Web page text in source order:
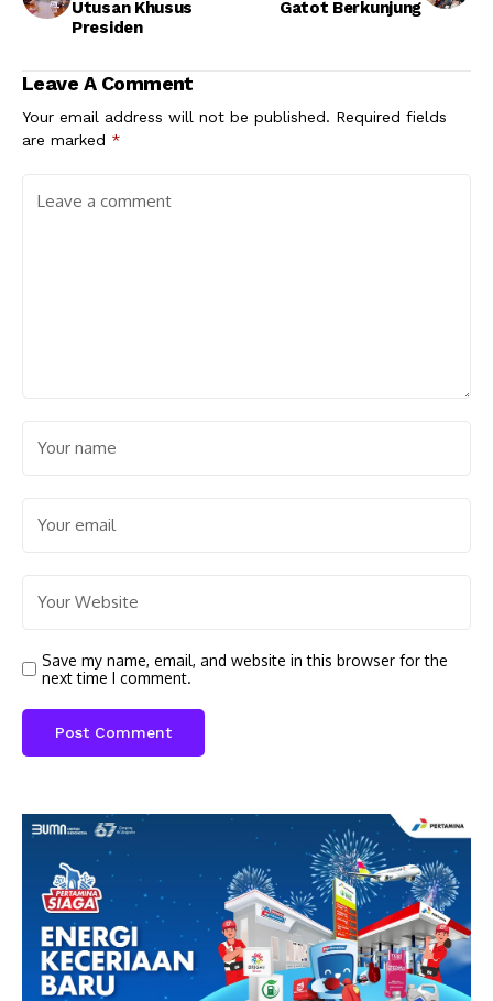
Utusan Khusus
Presiden
Gatot Berkunjung
Leave A Comment
Your email address will not be published. Required fields
are marked *
Save my name, email, and website in this browser for the
next time I comment.